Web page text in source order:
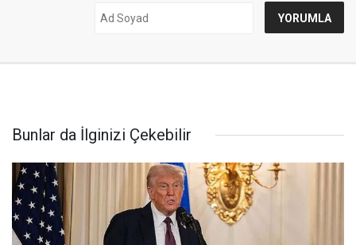
Bunlar da İlginizi Çekebilir